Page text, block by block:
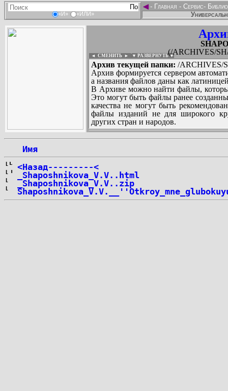
«И» «ИЛИ»
◄- Главная - Сервис-
(/ARCHIVES/
◄ СМЕНИТЬ ► ▼ РАЗВЕРНУТЬ ▼
Архив текущей папки: /ARCHIVES/
Архив формируется сервером
а названия файлов даны как
В Архиве можно найти файлы,
Это могут быть файлы ранее
качества не могут быть
файлы изданий не для широкого
других стран и народов.
Имя
<Назад---------<
_Shaposhnikova_V.V..html
_Shaposhnikova_V.V..zip